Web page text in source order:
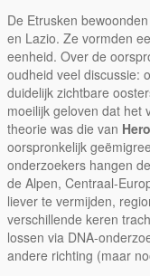
De Etrusken
en Lazio. Ze vormden
eenheid. Over de
oudheid veel discussie:
duidelijk zichtbare
moeilijk geloven dat het
theorie was die van
oorspronkelijk
onderzoekers hangen
de Alpen, Centraal-
liever te vermijden,
verschillende keren
lossen via DNA-
andere richting (maar